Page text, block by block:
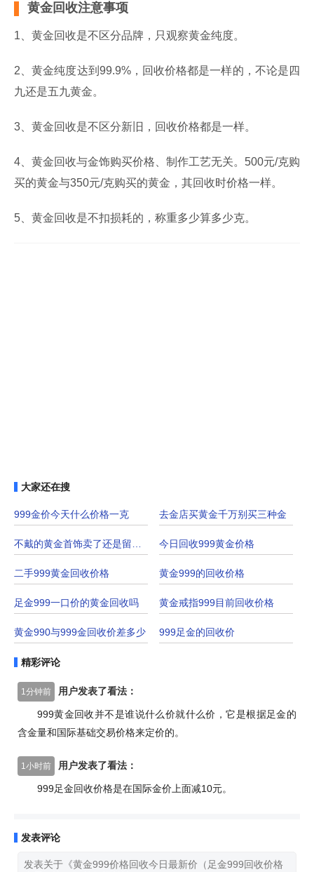
黄金回收注意事项
1、黄金回收是不区分品牌，只观察黄金纯度。
2、黄金纯度达到99.9%，回收价格都是一样的，不论是四
九还是五九黄金。
3、黄金回收是不区分新旧，回收价格都是一样。
4、黄金回收与金饰购买价格、制作工艺无关。500元/克购
买的黄金与350元/克购买的黄金，其回收时价格一样。
5、黄金回收是不扣损耗的，称重多少算多少克。
大家还在搜
999金价今天什么价格一克 去金店买黄金千万别买三种金
今日回收999黄金价格
二手999黄金回收价格 黄金999的回收价格
足金999一口价的黄金回收吗 黄金戒指999目前回收价格
黄金990与999金回收价差多少 999足金的回收价
精彩评论
1分钟前 用户发表了看法：
999黄金回收并不是谁说什么价就什么价，它是根据足金的
含金量和国际基础交易价格来定价的。
1小时前 用户发表了看法：
999足金回收价格是在国际金价上面减10元。
发表评论